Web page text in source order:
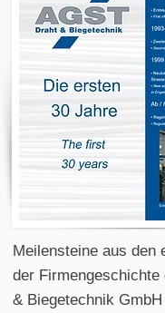
Meilensteine aus den
der Firmengeschichte
& Biegetechnik